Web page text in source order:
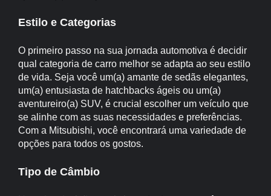
Estilo e Categorias
O primeiro passo na sua jornada automotiva é decidir
qual categoria de carro melhor se adapta ao seu estilo
de vida. Seja você um(a) amante de sedãs elegantes,
um(a) entusiasta de hatchbacks ágeis ou um(a)
aventureiro(a) SUV, é crucial escolher um veículo que
se alinhe com as suas necessidades e preferências.
Com a Mitsubishi, você encontrará uma variedade de
opções para todos os gostos.
Tipo de Câmbio